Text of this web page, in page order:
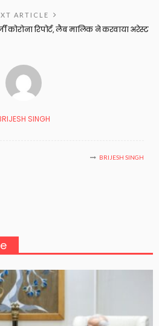
ARTICLE
कोरोना रिपोर्ट, लैब मालिक ने करवाया अरेस्ट
SINGH
BRIJESH SINGH